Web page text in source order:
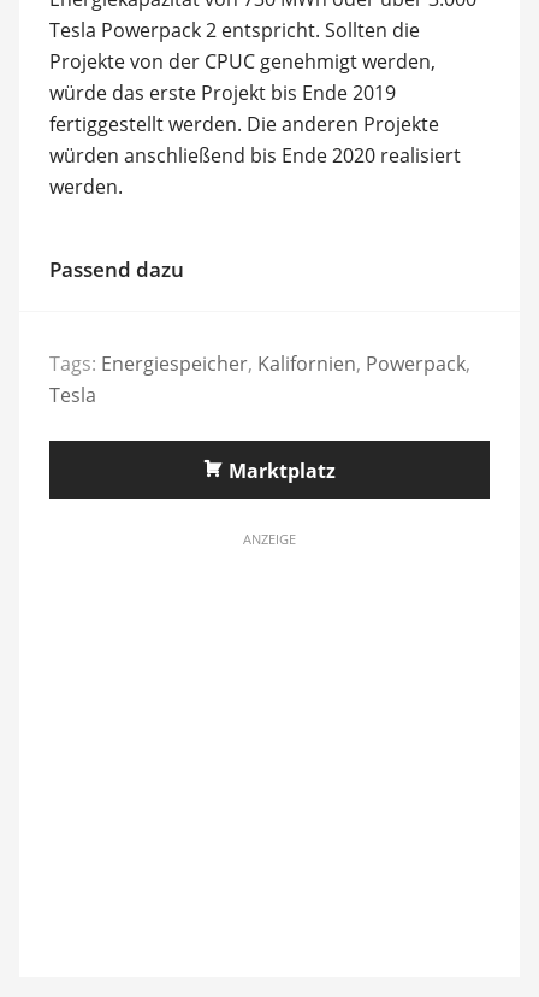
Tesla Powerpack 2 entspricht. Sollten die
Projekte von der CPUC genehmigt werden,
würde das erste Projekt bis Ende 2019
fertiggestellt werden. Die anderen Projekte
würden anschließend bis Ende 2020 realisiert
werden.
Passend dazu
Tags: Energiespeicher, Kalifornien, Powerpack,
Tesla
Marktplatz
ANZEIGE